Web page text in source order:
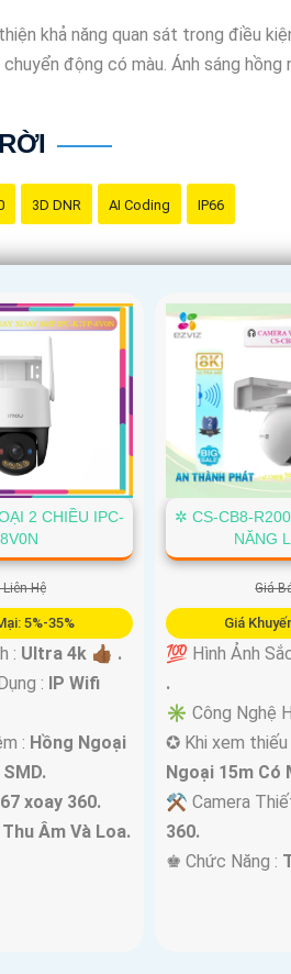
khả năng quan sát trong điều
động có màu. Ánh sáng hồng
3D DNR AI Coding IP66
2 CHIỀU IPC-
Hệ
5%-35%
: Ultra 4k 👍🏾 .
: IP Wifi
: Hồng Ngoại
xoay 360.
Thu Âm Và Loa.
✲ CS-CB8-
NĂNG
Giá
Giá
💯 Hình Ảnh
.
✳️ Công Nghệ
✪ Khi xem thiếu
Ngoại 15m Có
⚒ Camera
360.
️♚ Chức Năng :